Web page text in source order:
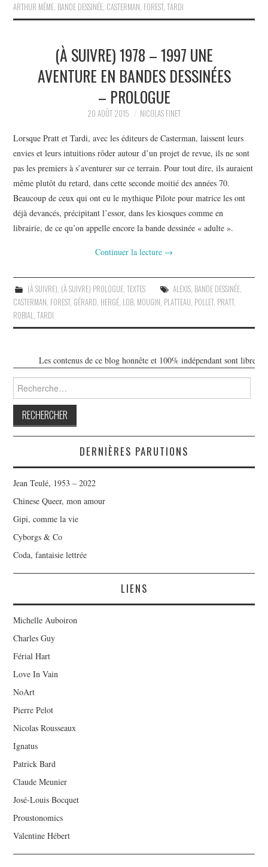
ARTHUR MÊME BANDE DESSINÉE CASTERMAN FOREST,TARDI
(À SUIVRE) 1978 – 1997 UNE
AVENTURE EN BANDES DESSINÉES
– PROLOGUE
20 AOÛT 2015 NICOLAS FINET
Lorsque Pratt et Tardi, avec les éditeurs de Casterman, laissent leurs
envies et leurs intuitions rôder autour d’un projet de revue, ils ne sont
pas les premiers à s’aventurer sur ce terrain. Pour tout dire, ils auraient
même plutôt du retard, dans cette seconde moitié des années 70.
Beaucoup de ceux qui ont eu le mythique Pilote pour matrice les ont
déjà devancés, précipitant l’essor, dans les kiosques comme en
librairie, de ce qu’on appelle encore la bande dessinée « adulte ».
Continuer la lecture →
(À SUIVRE), (À SUIVRE) PROLOGUE, TEXTES ALEXIS, BANDE DESSINÉE,
CASTERMAN, FOREST, GÉRARD, HERGÉ, LOB, MOUGIN, PLATTEAU, POLLET, PRATT,
ROBIAL,TARDI
Les contenus de ce blog honnête et 100% indépendant sont libres de
Rechercher :
DERNIÈRES PARUTIONS
Jean Teulé, 1953 – 2022
Chinese Queer, mon amour
Gipi, comme la vie
Cyborgs & Co
Coda, fantaisie lettrée
LIENS
Michelle Auboiron
Charles Guy
Férial Hart
Love In Vain
NoArt
Pierre Pelot
Nicolas Rousseaux
Ignatus
Patrick Bard
Claude Meunier
José-Louis Bocquet
Proustonomics
Valentine Hébert